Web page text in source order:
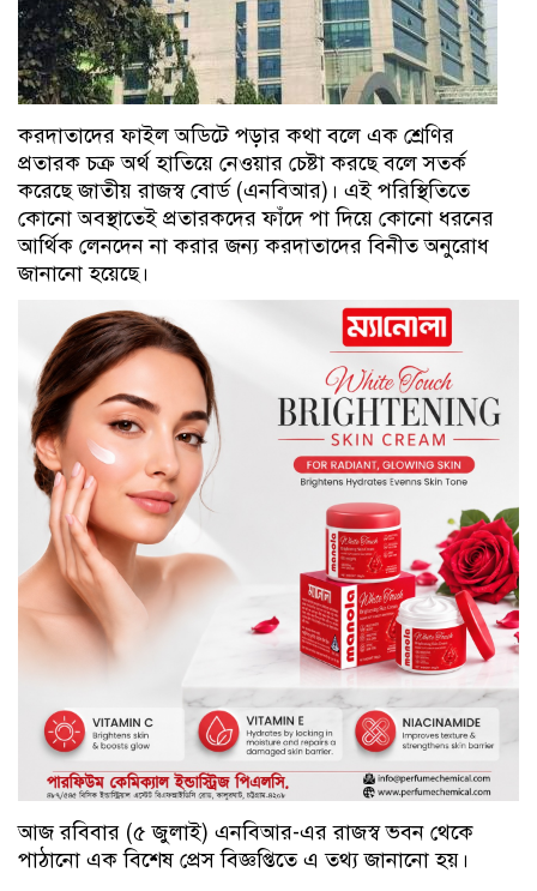
করদাতাদের ফাইল অডিটে পড়ার কথা বলে এক শ্রেণির
প্রতারক চক্র অর্থ হাতিয়ে নেওয়ার চেষ্টা করছে বলে সতর্ক
করেছে জাতীয় রাজস্ব বোর্ড (এনবিআর)। এই পরিস্থিতিতে
কোনো অবস্থাতেই প্রতারকদের ফাঁদে পা দিয়ে কোনো ধরনের
আর্থিক লেনদেন না করার জন্য করদাতাদের বিনীত অনুরোধ
জানানো হয়েছে।
আজ রবিবার (৫ জুলাই) এনবিআর-এর রাজস্ব ভবন থেকে
পাঠানো এক বিশেষ প্রেস বিজ্ঞপ্তিতে এ তথ্য জানানো হয়।